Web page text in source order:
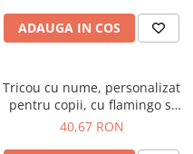
ADAUGA IN COS
Tricou cu nume, personalizat
pentru copii, cu flamingo si
flori, tricou din bumbac alb
40,67 RON